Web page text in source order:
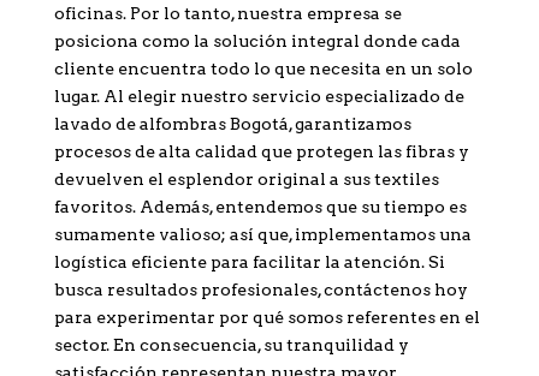
oficinas. Por lo tanto, nuestra empresa se
posiciona como la solución integral donde cada
cliente encuentra todo lo que necesita en un solo
lugar. Al elegir nuestro servicio especializado de
lavado de alfombras Bogotá, garantizamos
procesos de alta calidad que protegen las fibras y
devuelven el esplendor original a sus textiles
favoritos. Además, entendemos que su tiempo es
sumamente valioso; así que, implementamos una
logística eficiente para facilitar la atención. Si
busca resultados profesionales, contáctenos hoy
para experimentar por qué somos referentes en el
sector. En consecuencia, su tranquilidad y